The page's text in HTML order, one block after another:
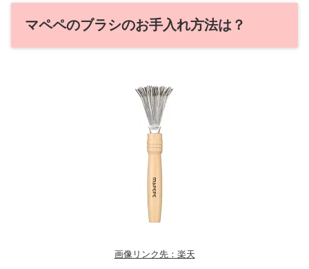
マペペのブラシのお手入れ方法は？
画像リンク先：楽天